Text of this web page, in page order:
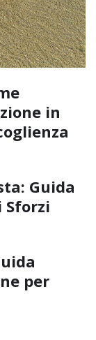
in
Guida
per